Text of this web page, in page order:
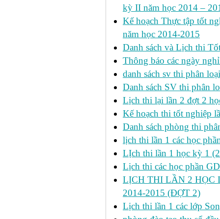
kỳ II năm học 2014 –
Kế hoạch Thực tập tốt
năm học 2014-2015
Danh sách và Lịch thi
Thông báo các ngày
danh sách sv thi phân
Danh sách SV thi phân
Lịch thi lại lần 2 đợt 2
Kế hoạch thi tốt nghiệp
Danh sách phòng thi
lịch thi lần 1 các học
LỊch thi lần 1 học kỳ 1
Lịch thi các học phần
LỊCH THI LẦN 2
2014-2015 (ĐỢT 2)
Lịch thi lần 1 các lớp